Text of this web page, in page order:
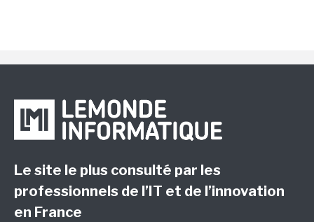
Le site le plus consulté par les
professionnels de l’IT et de l’innovation
en France